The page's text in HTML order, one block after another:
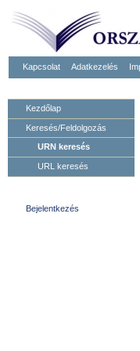
Kapcsolat Adatkezelés
Kezdőlap
Keresés/Feldolgozás
URN keresés
URL keresés
Bejelentkezés